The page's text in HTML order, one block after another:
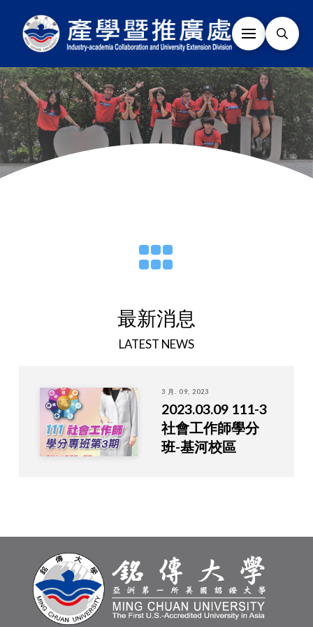
最新消息
LATEST NEWS
3 月. 09, 2023
2023.03.09 111-3
社會工作師學分
班-基河校區